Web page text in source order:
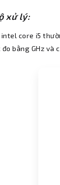
xử lý:
core i5
đo bằng GHz và